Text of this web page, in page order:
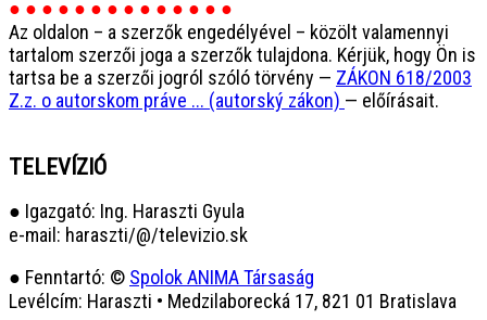
● ● ● ● ● ● ● ● ● ● ● ● ● ●
Az oldalon – a szerzők engedélyével – közölt valamennyi
tartalom szerzői joga a szerzők tulajdona. Kérjük, hogy Ön is
tartsa be a szerzői jogról szóló törvény — ZÁKON 618/2003
Z.z. o autorskom práve ... (autorský zákon) — előírásait.
TELEVÍZIÓ
● Igazgató: Ing. Haraszti Gyula
e-mail: haraszti/@/televizio.sk
● Fenntartó: © Spolok ANIMA Társaság
Levélcím: Haraszti • Medzilaborecká 17, 821 01 Bratislava